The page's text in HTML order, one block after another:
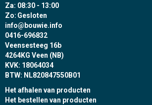
Za: 08:30 - 13:00
Zo: Gesloten
info@bouwie.info
0416-696832
Veensesteeg 16b
4264KG Veen (NB)
KVK: 18064034
BTW: NL820847550B01
Het afhalen van producten
Het bestellen van producten